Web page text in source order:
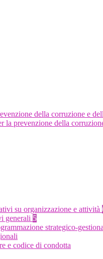
della corruzione e
la prevenzione della
su organizzazione e attività
generali 5
strategico-
e codice di condotta